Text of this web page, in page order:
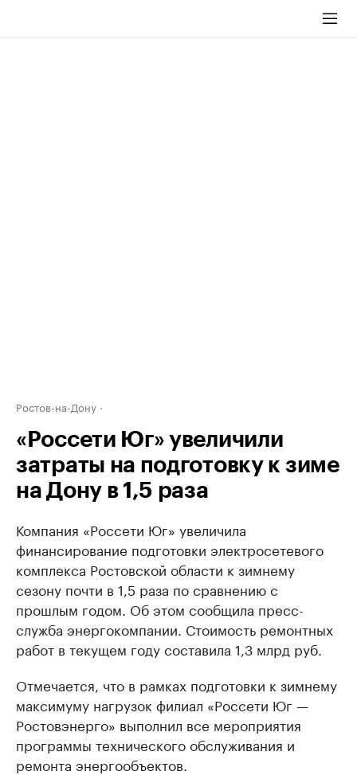
Ростов-на-Дону
«Россети Юг» увеличили
затраты на подготовку к зиме
на Дону в 1,5 раза
Компания «Россети Юг» увеличила
финансирование подготовки электросетевого
комплекса Ростовской области к зимнему
сезону почти в 1,5 раза по сравнению с
прошлым годом. Об этом сообщила пресс-
служба энергокомпании. Стоимость ремонтных
работ в текущем году составила 1,3 млрд руб.
Отмечается, что в рамках подготовки к зимнему
максимуму нагрузок филиал «Россети Юг —
Ростовэнерго» выполнил все мероприятия
программы технического обслуживания и
ремонта энергообъектов.